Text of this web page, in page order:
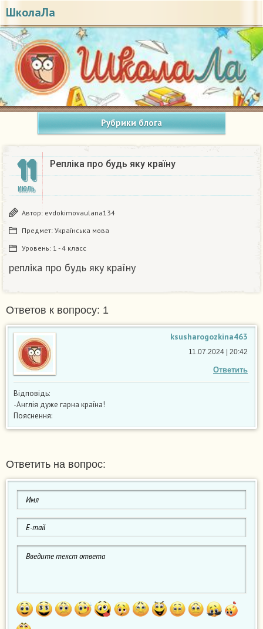
ШколаЛа
Рубрики блога
11
ИЮЛЬ
Репліка про будь яку країну​
Автор: evdokimovaulana134
Предмет: Українська мова
Уровень: 1 - 4 класс
репліка про будь яку країну​
Ответов к вопросу: 1
ksusharogozkina463
Ответить
11.07.2024 | 20:42
Відповідь:
-Англія дуже гарна країна!
Пояснення:
Ответить на вопрос: